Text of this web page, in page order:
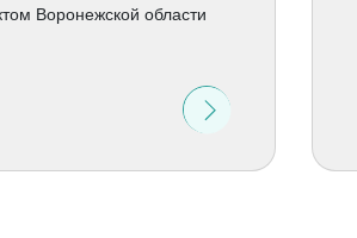
Воронежской области